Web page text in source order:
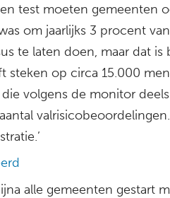
test moeten gemeenten
om jaarlijks 3 procent
te laten doen, maar dat
steken op circa 15.000
die volgens de monitor
alle gemeenten gestart